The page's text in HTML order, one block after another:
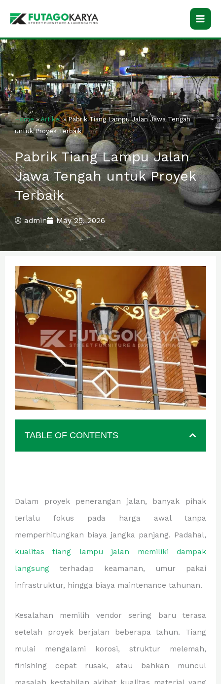
Home»Artikel»Pabrik Tiang Lampu Jalan Jawa Tengah
untuk Proyek Terbaik
Pabrik Tiang Lampu Jalan
Jawa Tengah untuk Proyek
Terbaik
admin May 25, 2026
TABLE OF CONTENTS
Dalam proyek penerangan jalan, banyak pihak
terlalu fokus pada harga awal tanpa
memperhitungkan biaya jangka panjang. Padahal,
kualitas tiang lampu jalan memiliki dampak
langsung terhadap keamanan, umur pakai
infrastruktur, hingga biaya maintenance tahunan.
Kesalahan memilih vendor sering baru terasa
setelah proyek berjalan beberapa tahun. Tiang
mulai mengalami korosi, struktur melemah,
finishing cepat rusak, atau bahkan muncul